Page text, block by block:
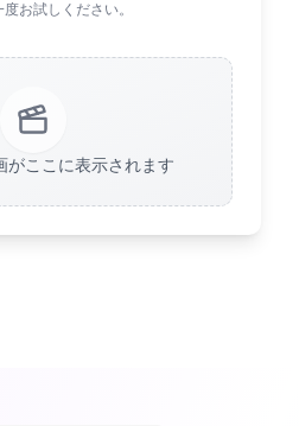
お試しください。
がここに表示されます